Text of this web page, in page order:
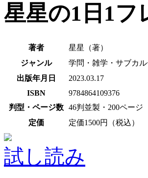
星星の1日1
著者
星星（著）
ジャンル
学問・雑学・サブカ
出版年月日
2023.03.17
ISBN
9784864109376
判型・ページ数 46判並製・200ページ
定価
定価1500円（税込）
試し読み